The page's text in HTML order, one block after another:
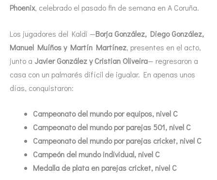
Phoenix, celebrado el pasado fin de semana en A Coruña.
Los jugadores del Kaldi —Borja González, Diego González,
Manuel Muíños y Martín Martínez, presentes en el acto,
junto a Javier González y Cristian Oliveira— regresaron a
casa con un palmarés difícil de igualar. En apenas unos
días, conquistaron:
Campeonato del mundo por equipos, nivel C
Campeonato del mundo por parejas 501, nivel C
Campeonato del mundo por parejas cricket, nivel C
Campeón del mundo individual, nivel C
Medalla de plata en parejas cricket, nivel C